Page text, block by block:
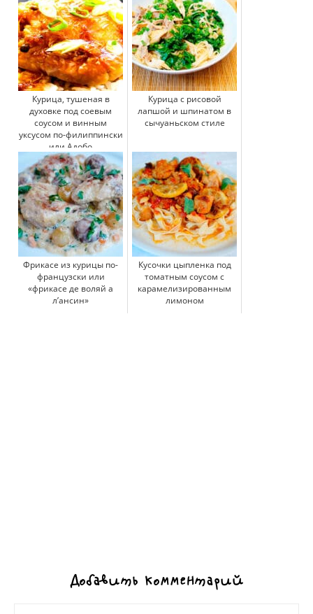
Курица, тушеная в
духовке под соевым
соусом и винным
уксусом по-филиппински
или Адобо
Курица с рисовой
лапшой и шпинатом в
сычуаньском стиле
Фрикасе из курицы по-
французски или
«фрикасе де воляй а
л’ансин»
Кусочки цыпленка под
томатным соусом с
карамелизированным
лимоном
Добавить комментарий